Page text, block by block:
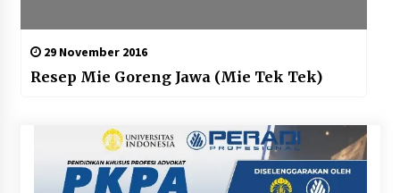
29 November 2016
Resep Mie Goreng Jawa (Mie Tek Tek)